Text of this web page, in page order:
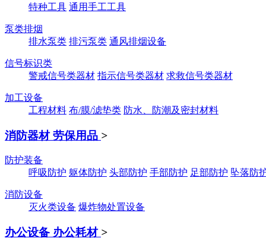
特种工具 通用手工工具
泵类排烟
排水泵类 排污泵类 通风排烟设备
信号标识类
警戒信号类器材 指示信号类器材 求救信号类器材
加工设备
工程材料 布/膜/滤垫类 防水、防潮及密封材料
消防器材 劳保用品 >
防护装备
呼吸防护 躯体防护 头部防护 手部防护 足部防护 坠落防
消防设备
灭火类设备 爆炸物处置设备
办公设备 办公耗材 >